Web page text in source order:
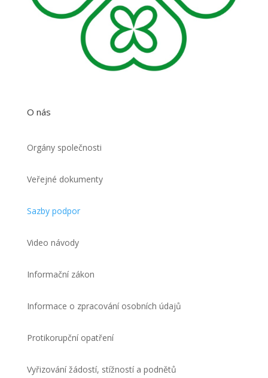
O nás
Orgány společnosti
Veřejné dokumenty
Sazby podpor
Video návody
Informační zákon
Informace o zpracování osobních údajů
Protikorupční opatření
Vyřizování žádostí, stížností a podnětů